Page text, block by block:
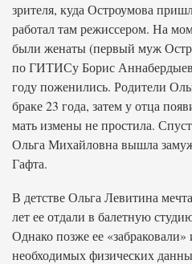
зрителя, куда Остроумова
работал там режиссером. На
были женаты (первый муж
по ГИТИСу Борис
году поженились. Родители
браке 23 года, затем у отца
мать измены не простила.
Ольга Михайловна вышла
Гафта.
В детстве Ольга Левитина
лет ее отдали в балетную
Однако позже ее «забраковали»
необходимых физических